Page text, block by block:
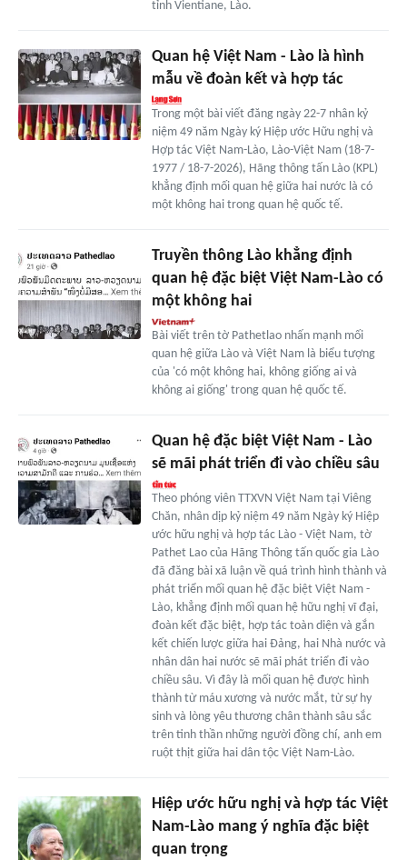
tỉnh Vientiane, Lào.
Quan hệ Việt Nam - Lào là hình
mẫu về đoàn kết và hợp tác
Trong một bài viết đăng ngày 22-7 nhân kỷ
niệm 49 năm Ngày ký Hiệp ước Hữu nghị và
Hợp tác Việt Nam-Lào, Lào-Việt Nam (18-7-
1977 / 18-7-2026), Hãng thông tấn Lào (KPL)
khẳng định mối quan hệ giữa hai nước là có
một không hai trong quan hệ quốc tế.
Truyền thông Lào khẳng định
quan hệ đặc biệt Việt Nam-Lào có
một không hai
Bài viết trên tờ Pathetlao nhấn mạnh mối
quan hệ giữa Lào và Việt Nam là biểu tượng
của 'có một không hai, không giống ai và
không ai giống' trong quan hệ quốc tế.
Quan hệ đặc biệt Việt Nam - Lào
sẽ mãi phát triển đi vào chiều sâu
Theo phóng viên TTXVN Việt Nam tại Viêng
Chăn, nhân dịp kỷ niệm 49 năm Ngày ký Hiệp
ước hữu nghị và hợp tác Lào - Việt Nam, tờ
Pathet Lao của Hãng Thông tấn quốc gia Lào
đã đăng bài xã luận về quá trình hình thành và
phát triển mối quan hệ đặc biệt Việt Nam -
Lào, khẳng định mối quan hệ hữu nghị vĩ đại,
đoàn kết đặc biệt, hợp tác toàn diện và gắn
kết chiến lược giữa hai Đảng, hai Nhà nước và
nhân dân hai nước sẽ mãi phát triển đi vào
chiều sâu. Vì đây là mối quan hệ được hình
thành từ máu xương và nước mắt, từ sự hy
sinh và lòng yêu thương chân thành sâu sắc
trên tinh thần những người đồng chí, anh em
ruột thịt giữa hai dân tộc Việt Nam-Lào.
Hiệp ước hữu nghị và hợp tác Việt
Nam-Lào mang ý nghĩa đặc biệt
quan trọng